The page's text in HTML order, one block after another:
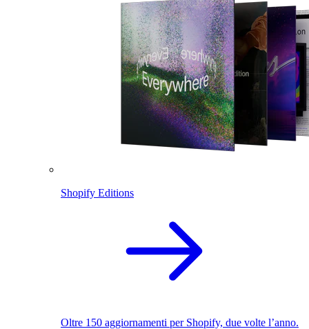
Shopify Editions
Oltre 150 aggiornamenti per Shopify, due volte l’anno.